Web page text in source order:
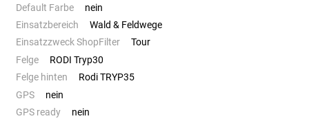
Default Farbe
nein
Einsatzbereich
Wald & Feldwege
Einsatzzweck ShopFilter
Tour
Felge
RODI Tryp30
Felge hinten
Rodi TRYP35
GPS
nein
GPS ready
nein